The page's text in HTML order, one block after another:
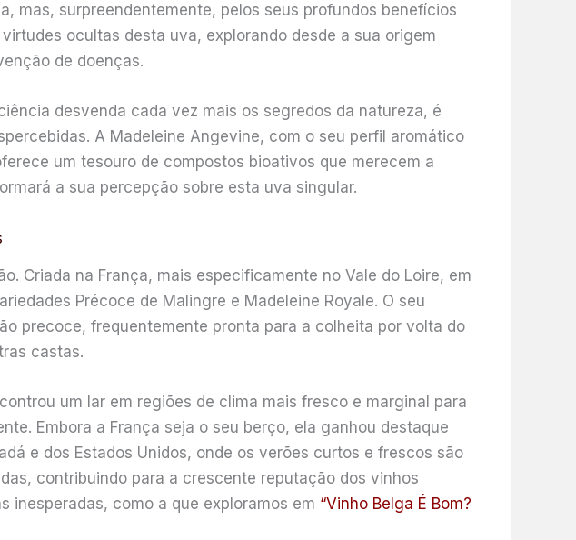
mas, surpreendentemente, pelos seus profundos benefícios
ocultas desta uva, explorando desde a sua origem
de doenças.
desvenda cada vez mais os segredos da natureza, é
A Madeleine Angevine, com o seu perfil aromático
um tesouro de compostos bioativos que merecem a
a sua percepção sobre esta uva singular.
Criada na França, mais especificamente no Vale do Loire, em
Précoce de Malingre e Madeleine Royale. O seu
precoce, frequentemente pronta para a colheita por volta do
castas.
um lar em regiões de clima mais fresco e marginal para
Embora a França seja o seu berço, ela ganhou destaque
e dos Estados Unidos, onde os verões curtos e frescos são
contribuindo para a crescente reputação dos vinhos
inesperadas, como a que exploramos em “Vinho Belga É Bom?